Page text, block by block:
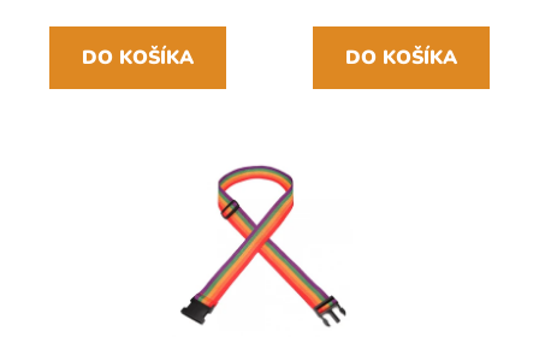
DO KOŠÍKA DO KOŠÍKA